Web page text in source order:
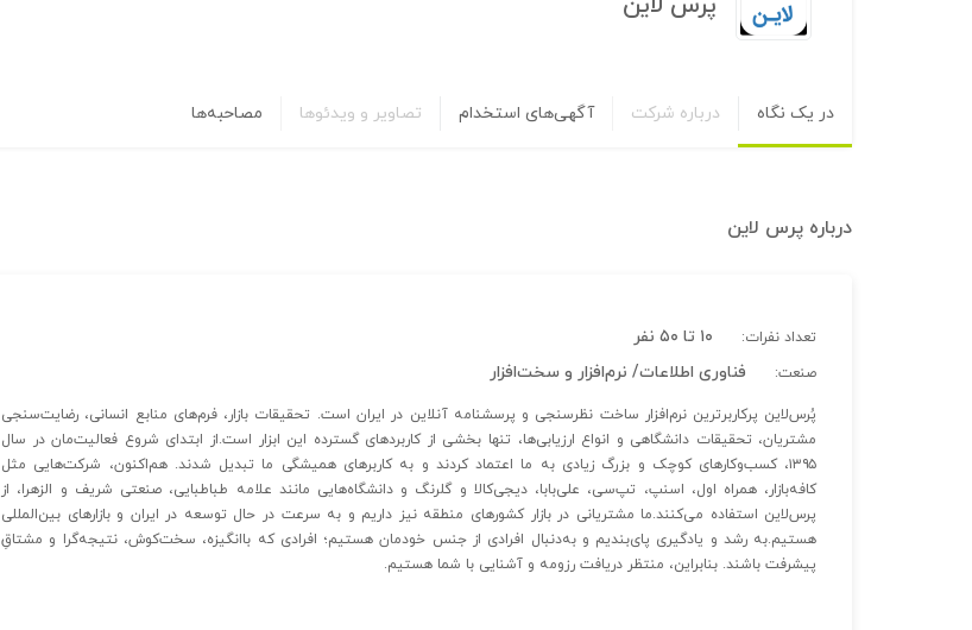
در یک نگاه درباره شرکت آگهی‌های استخدام تصاویر و ویدئوها مصاحبه‌ها
درباره پرس لاین
تعداد نفرات: ۱۰ تا ۵۰ نفر
صنعت: فناوری اطلاعات/ نرم‌افزار و سخت‌افزار
پُرس‌لاین پرکاربرترین نرم‌افزار ساخت نظرسنجی و پرسشنامه آنلاین در ایران است. تحقیقات بازار، فرم‌های منابع انسانی، رضایت‌سنجی
مشتریان، تحقیقات دانشگاهی و انواع ارزیابی‌ها، تنها بخشی از کاربردهای گسترده این ابزار است.از ابتدای شروع فعالیت‌مان در سال
۱۳۹۵، کسب‌وکار‌های کوچک و بزرگ زیادی به ما اعتماد کردند و به کاربرهای همیشگی ما تبدیل شدند. هم‌اکنون، شرکت‌هایی مثل
کافه‌بازار، همراه اول، اسنپ، تپ‌سی، علی‌بابا، دیجی‌کالا و گلرنگ و دانشگاه‌هایی مانند علامه طباطبایی، صنعتی شریف و الزهرا، از
پرس‌لاین استفاده می‌کنند.ما مشتریانی در بازار کشورهای منطقه نیز داریم و به سرعت در حال توسعه در ایران و بازارهای بین‌المللی
هستیم.به رشد و یادگیری پای‌بندیم و به‌دنبال افرادی از جنس خودمان هستیم؛ افرادی که باانگیزه، سخت‌کوش، نتیجه‌گرا و مشتاقِ
پیشرفت باشند. بنابراین، منتظر دریافت رزومه و آشنایی با شما هستیم.